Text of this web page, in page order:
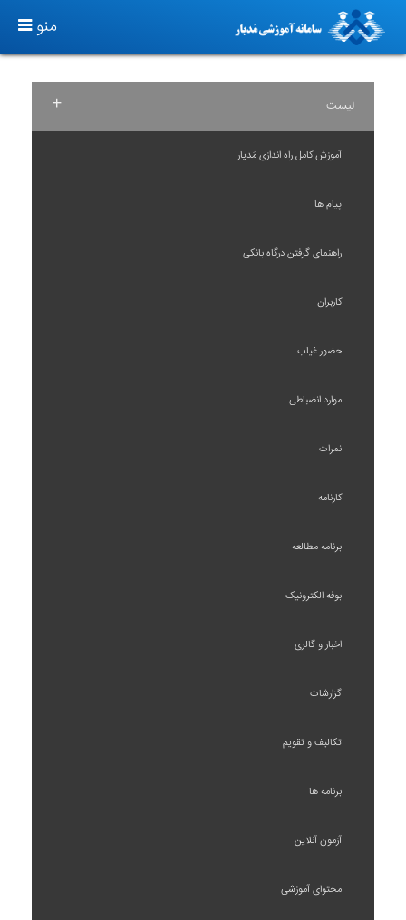
T
O
G
منو
لیست +
آموزش کامل راه اندازی مَدیار
پیام ها
راهنمای گرفتن درگاه بانکی
کاربران
حضور غیاب
موارد انضباطی
نمرات
کارنامه
برنامه مطالعه
بوفه الکترونیک
اخبار و گالری
گزارشات
تکالیف و تقویم
برنامه ها
آزمون آنلاین
محتوای آموزشی